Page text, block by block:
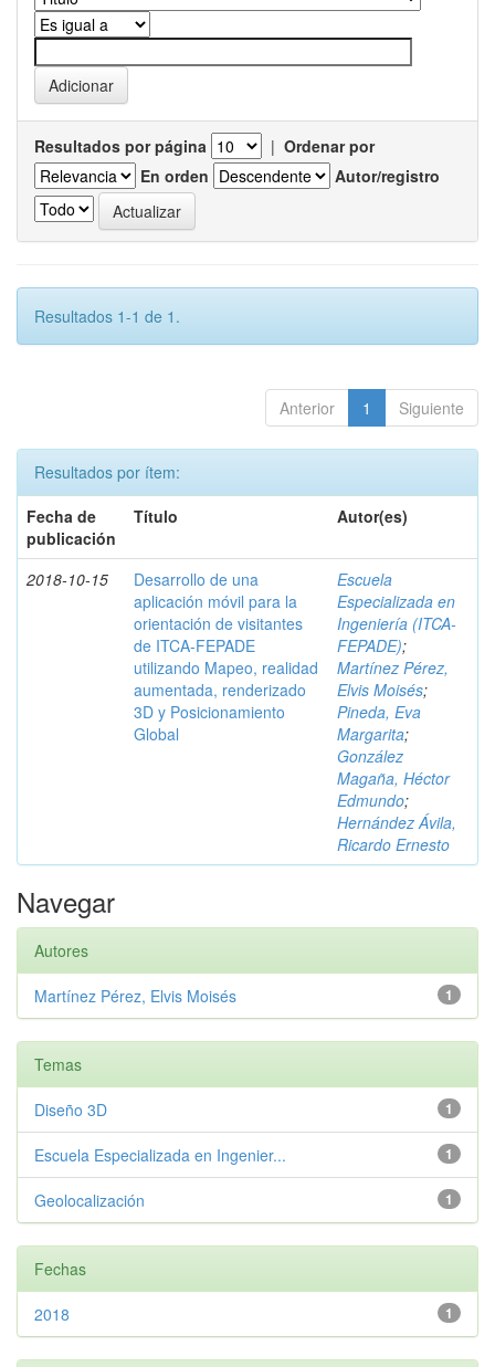
Resultados por página | Ordenar por
En orden
Autor/registro
Resultados 1-1 de 1.
Anterior 1 Siguiente
Resultados por ítem:
Fecha de
publicación
Título Autor(es)
2018-10-15
Desarrollo de una
aplicación móvil para la
orientación de visitantes
de ITCA-FEPADE
utilizando Mapeo, realidad
aumentada, renderizado
3D y Posicionamiento
Global
Escuela
Especializada en
Ingeniería (ITCA-
FEPADE);
Martínez Pérez,
Elvis Moisés;
Pineda, Eva
Margarita;
González
Magaña, Héctor
Edmundo;
Hernández Ávila,
Ricardo Ernesto
Navegar
Autores
1
Martínez Pérez, Elvis Moisés
Temas
1
Diseño 3D
1
Escuela Especializada en Ingenier...
1
Geolocalización
Fechas
1
2018